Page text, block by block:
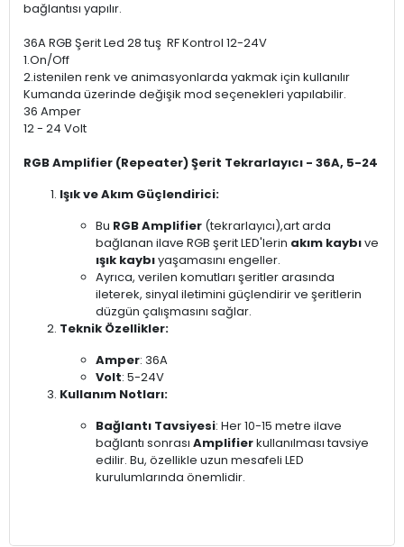
bağlantısı yapılır.
36A RGB Şerit Led 28 tuş RF Kontrol 12-24V
1.On/Off
2.istenilen renk ve animasyonlarda yakmak için kullanılır
Kumanda üzerinde değişik mod seçenekleri yapılabilir.
36 Amper
12 - 24 Volt
RGB Amplifier (Repeater) Şerit Tekrarlayıcı - 36A, 5-24
Işık ve Akım Güçlendirici:
Bu RGB Amplifier (tekrarlayıcı),art arda
bağlanan ilave RGB şerit LED'lerin akım kaybıve
ışık kaybıyaşamasını engeller.
Ayrıca, verilen komutları şeritler arasında
ileterek, sinyal iletimini güçlendirir ve şeritlerin
düzgün çalışmasını sağlar.
Teknik Özellikler:
Amper: 36A
Volt: 5-24V
Kullanım Notları:
Bağlantı Tavsiyesi: Her 10-15 metre ilave
bağlantı sonrası Amplifierkullanılması tavsiye
edilir. Bu, özellikle uzun mesafeli LED
kurulumlarında önemlidir.